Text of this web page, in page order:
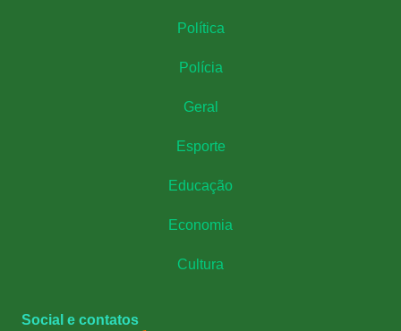
Política
Polícia
Geral
Esporte
Educação
Economia
Cultura
Social e contatos